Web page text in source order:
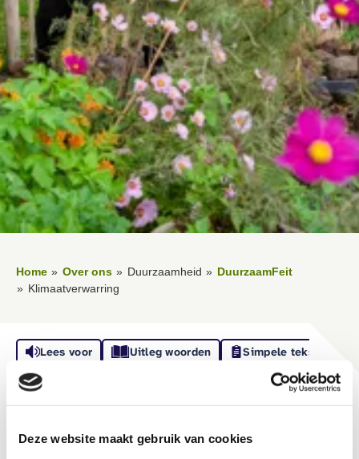
Deze website maakt gebruik van cookies
Home Over ons Duurzaamheid
DuurzaamFeit
Klimaatverwarring
Lees voor Uitleg woorden
Simpele tekst
Vertalen